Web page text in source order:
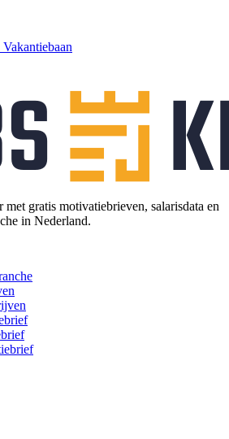
met gratis motivatiebrieven, salarisdata en
in Nederland.